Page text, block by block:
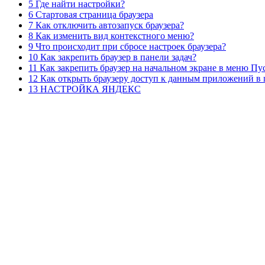
5 Где найти настройки?
6 Стартовая страница браузера
7 Как отключить автозапуск браузера?
8 Как изменить вид контекстного меню?
9 Что происходит при сбросе настроек браузера?
10 Как закрепить браузер в панели задач?
11 Как закрепить браузер на начальном экране в меню
12 Как открыть браузеру доступ к данным приложений в
13 НАСТРОЙКА ЯНДЕКС